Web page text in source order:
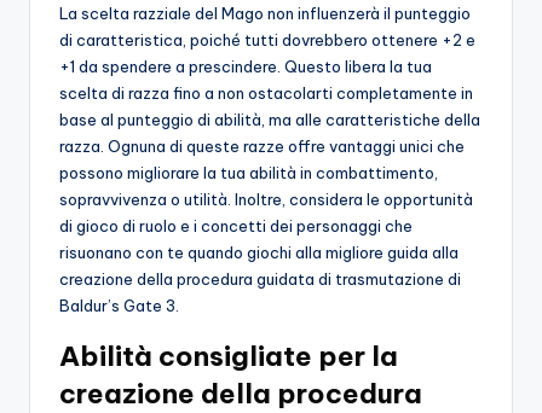
La scelta razziale del Mago non influenzerà il punteggio
di caratteristica, poiché tutti dovrebbero ottenere +2 e
+1 da spendere a prescindere. Questo libera la tua
scelta di razza fino a non ostacolarti completamente in
base al punteggio di abilità, ma alle caratteristiche della
razza. Ognuna di queste razze offre vantaggi unici che
possono migliorare la tua abilità in combattimento,
sopravvivenza o utilità. Inoltre, considera le opportunità
di gioco di ruolo e i concetti dei personaggi che
risuonano con te quando giochi alla migliore guida alla
creazione della procedura guidata di trasmutazione di
Baldur’s Gate 3.
Abilità consigliate per la
creazione della procedura